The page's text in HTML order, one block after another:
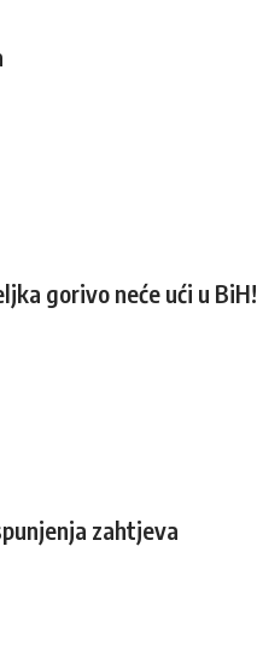
gorivo neće ući u BiH!
zahtjeva